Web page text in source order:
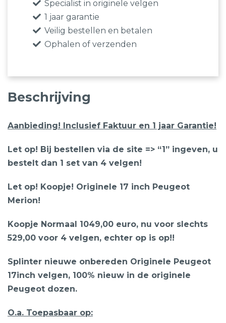
Specialist in originele velgen
1 jaar garantie
Veilig bestellen en betalen
Ophalen of verzenden
Beschrijving
Aanbieding! Inclusief Faktuur en 1 jaar Garantie!
Let op! Bij bestellen via de site => “1” ingeven, u
bestelt dan 1 set van 4 velgen!
Let op! Koopje! Originele 17 inch Peugeot
Merion!
Koopje Normaal 1049,00 euro, nu voor slechts
529,00 voor 4 velgen, echter op is op!!
Splinter nieuwe onbereden Originele Peugeot
17inch velgen, 100% nieuw in de originele
Peugeot dozen.
O.a. Toepasbaar op: